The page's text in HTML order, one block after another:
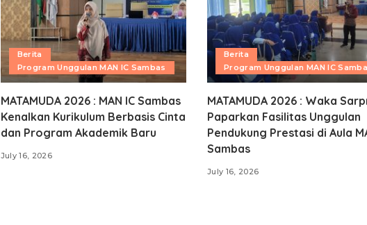
Berita
Program Unggulan MAN IC Sambas
MATAMUDA 2026 : MAN IC Sambas
Kenalkan Kurikulum Berbasis Cinta
dan Program Akademik Baru
July 16, 2026
Berita
Program Unggulan MAN IC
MATAMUDA 2026 : Waka
Paparkan Fasilitas Unggulan
Pendukung Prestasi di Aula
Sambas
July 16, 2026